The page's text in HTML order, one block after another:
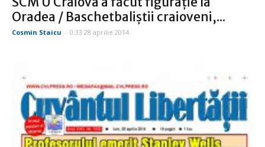
Oradea / Baschetbaliştii craioveni,...
Cosmin Staicu - 0:33 28 aprilie 2014